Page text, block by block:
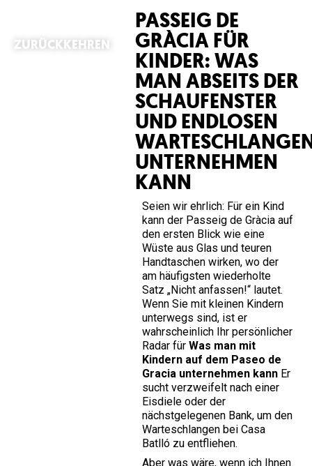
ZURÜCKKEHREN
PASSEIG DE
GRÀCIA FÜR
KINDER: WAS
MAN ABSEITS DER
SCHAUFENSTER
UND ENDLOSEN
UNTERNEHMEN
KANN
Seien wir ehrlich: Für ein Kind
kann der Passeig de Gràcia auf
den ersten Blick wie eine
Wüste aus Glas und teuren
Handtaschen wirken, wo der
am häufigsten wiederholte
Satz „Nicht anfassen!“ lautet.
Wenn Sie mit kleinen Kindern
unterwegs sind, ist er
wahrscheinlich Ihr persönlicher
Radar fürWas man mit
Kindern auf dem Paseo de
Gracia unternehmen kann Er
sucht verzweifelt nach einer
Eisdiele oder der
nächstgelegenen Bank, um den
Warteschlangen bei Casa
Batlló zu entfliehen.
Aber was wäre, wenn ich Ihnen